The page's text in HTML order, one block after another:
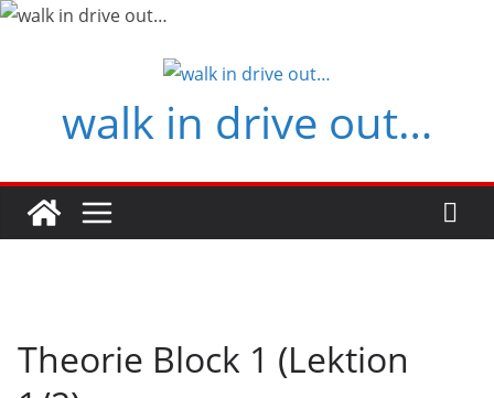
Zum
walk in drive out…
Theorie Block 1 (Lektion